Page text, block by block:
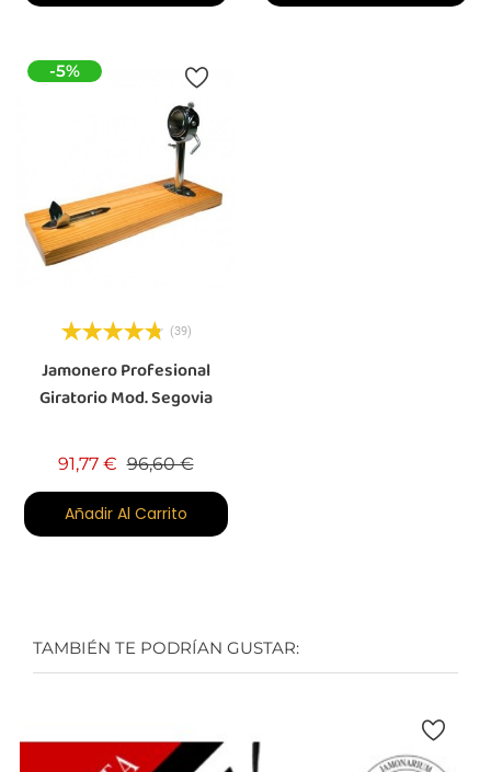
-5%
(39)
Jamonero Profesional
Giratorio Mod. Segovia
91,77 € Precio base
96,60 €Precio
Añadir Al Carrito
TAMBIÉN TE PODRÍAN GUSTAR: